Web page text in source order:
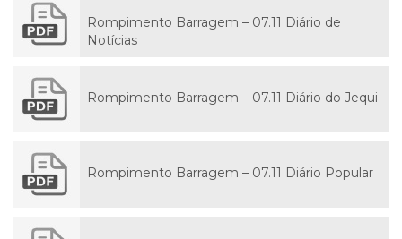
Rompimento Barragem – 07.11 Diário de
Notícias
Rompimento Barragem – 07.11 Diário do Jequi
Rompimento Barragem – 07.11 Diário Popular